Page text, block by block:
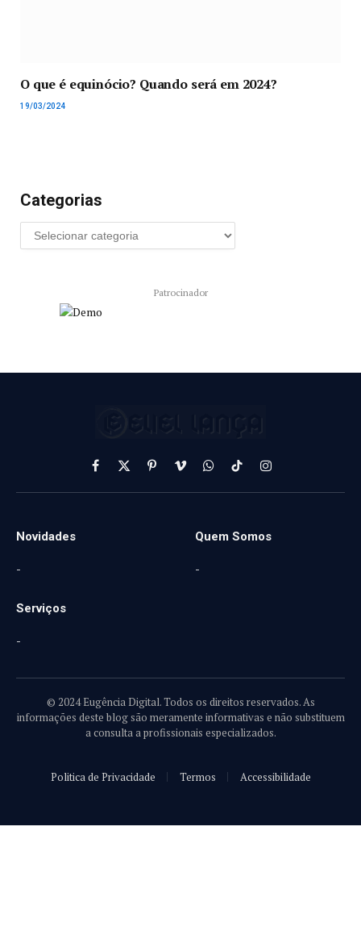
O que é equinócio? Quando será em 2024?
19/03/2024
Categorias
Patrocinador
Facebook
X
(Twitter)
PinterestVimeoWhatsApp
TikTokInstagram
Novidades
-
Quem Somos
-
Serviços
-
© 2024 Eugência Digital. Todos os direitos reservados. As
informações deste blog são meramente informativas e não substituem
a consulta a profissionais especializados.
Politica de Privacidade Termos Accessibilidade